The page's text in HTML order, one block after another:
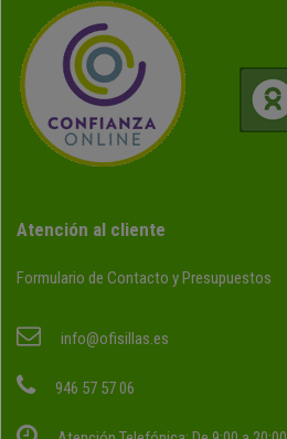
Atención al cliente
Formulario de Contacto y Presupuestos
info@ofisillas.es
946 57 57 06